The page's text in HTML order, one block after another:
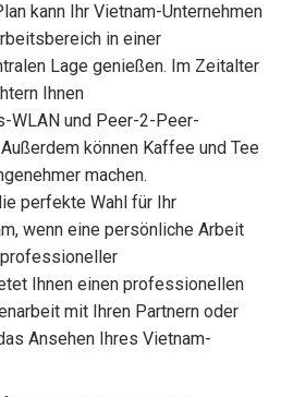
kann Ihr Vietnam-Unternehmen
in einer
Lage genießen. Im Zeitalter
Ihnen
WLAN und Peer-2-Peer-
können Kaffee und Tee
machen.
perfekte Wahl für Ihr
wenn eine persönliche Arbeit
Ihnen einen professionellen
mit Ihren Partnern oder
Ansehen Ihres Vietnam-